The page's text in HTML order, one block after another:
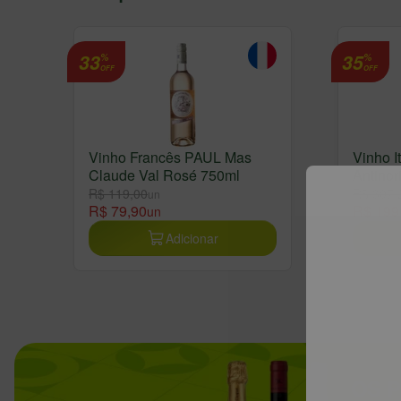
33%
OFF
Vinho Francês PAUL Mas
Claude Val Rosé 750ml
R$ 119,00un
R$ 79,90un
Adicionar
35%
OFF
Vinho